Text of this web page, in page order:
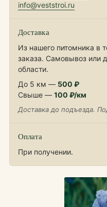
info@veststroi.ru
Доставка
Из нашего питомника в
заказа. Самовывоз или
области.
До 5 км — 500 ₽
Свыше — 100 ₽/км
Доставка до подъезда.
Оплата
При получении.